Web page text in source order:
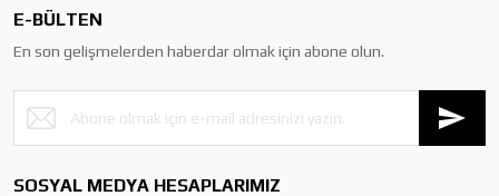
E-BÜLTEN
En son gelişmelerden haberdar olmak için abone olun.
SOSYAL MEDYA HESAPLARIMIZ